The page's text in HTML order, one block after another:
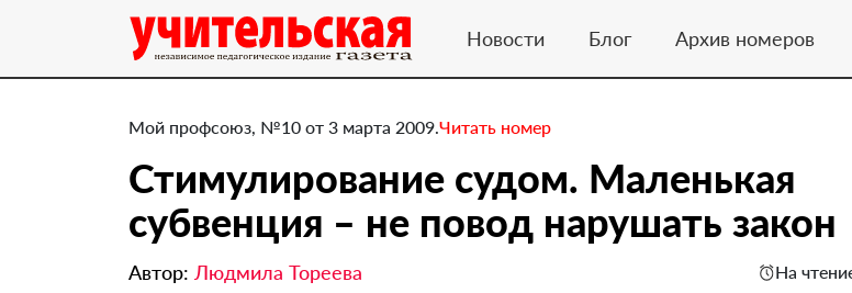
Новости Блог Архив номеров
Мой профсоюз, №10 от 3 марта 2009.Читать номер
Стимулирование судом. Маленькая
субвенция – не повод нарушать закон
Автор: Людмила Тореева На